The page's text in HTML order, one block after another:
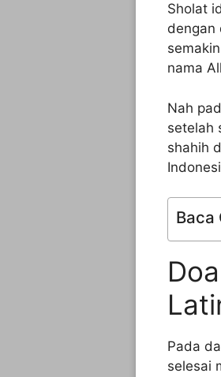
Sholat
dengan
nama
Nah
setelah
shahih
Baca
Pada
selesai